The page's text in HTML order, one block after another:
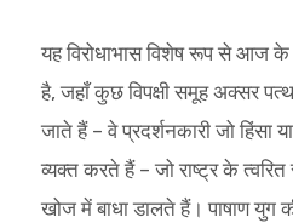
यह विरोधाभास विशेष रूप से आज के
है, जहाँ कुछ विपक्षी समूह अक्सर
जाते हैं – वे प्रदर्शनकारी जो हिंसा
व्यक्त करते हैं – जो राष्ट्र के
खोज में बाधा डालते हैं। पाषाण युग